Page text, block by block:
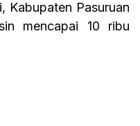
Kabupaten Pasuruan
mencapai 10 ribu